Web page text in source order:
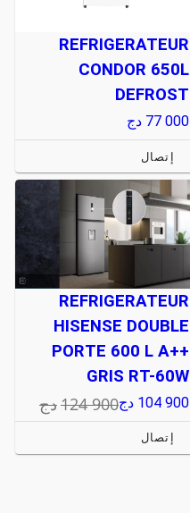
REFRIGERATEUR
CONDOR 650L
DEFROST
77 000 دج
إتصال
REFRIGERATEUR
HISENSE DOUBLE
PORTE 600 L A++
GRIS RT-60W
104 900 دج124 900دج
إتصال